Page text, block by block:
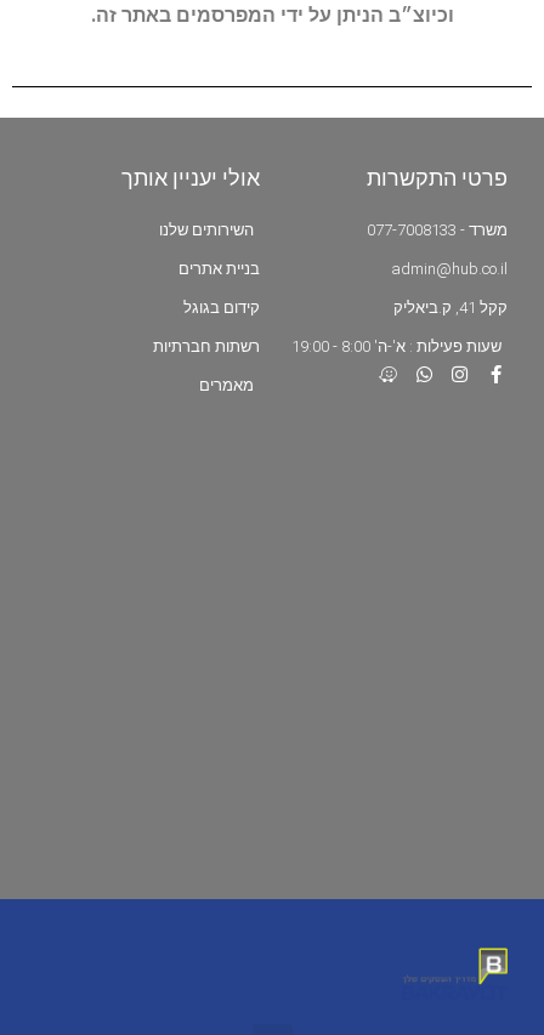
וכיוצ״ב הניתן על ידי המפרסמים באתר זה.
פרטי התקשרות
משרד - 077-7008133
admin@hub.co.il
קקל 41, ק.ביאליק
שעות פעילות : א'-ה' 8:00 - 19:00
אולי יעניין אותך
השירותים שלנו
בניית אתרים
קידום בגוגל
רשתות חברתיות
מאמרים